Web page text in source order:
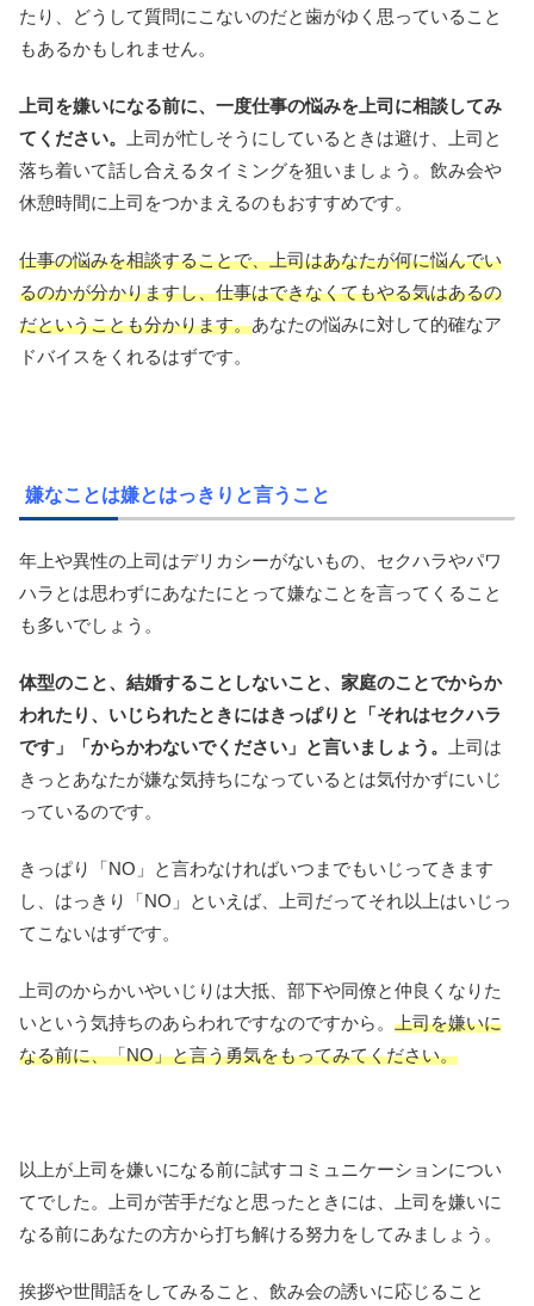
たり、どうして質問にこないのだと歯がゆく思っていること
もあるかもしれません。
上司を嫌いになる前に、一度仕事の悩みを上司に相談してみ
てください。
上司が忙しそうにしているときは避け、上司と
落ち着いて話し合えるタイミングを狙いましょう。飲み会や
休憩時間に上司をつかまえるのもおすすめです。
仕事の悩みを相談することで、上司はあなたが何に悩んでい
るのかが分かりますし、仕事はできなくてもやる気はあるの
だということも分かります。あなたの悩みに対して的確なア
ドバイスをくれるはずです。
嫌なことは嫌とはっきりと言うこと
年上や異性の上司はデリカシーがないもの、セクハラやパワ
ハラとは思わずにあなたにとって嫌なことを言ってくること
も多いでしょう。
体型のこと、結婚することしないこと、家庭のことでからか
われたり、いじられたときにはきっぱりと「それはセクハラ
です」「からかわないでください」と言いましょう。
上司は
きっとあなたが嫌な気持ちになっているとは気付かずにいじ
っているのです。
きっぱり「NO」と言わなければいつまでもいじってきます
し、はっきり「NO」といえば、上司だってそれ以上はいじっ
てこないはずです。
上司のからかいやいじりは大抵、部下や同僚と仲良くなりた
いという気持ちのあらわれですなのですから。 上司を嫌いに
なる前に、「NO」と言う勇気をもってみてください。
以上が上司を嫌いになる前に試すコミュニケーションについ
てでした。上司が苦手だなと思ったときには、上司を嫌いに
なる前にあなたの方から打ち解ける努力をしてみましょう。
挨拶や世間話をしてみること、飲み会の誘いに応じること